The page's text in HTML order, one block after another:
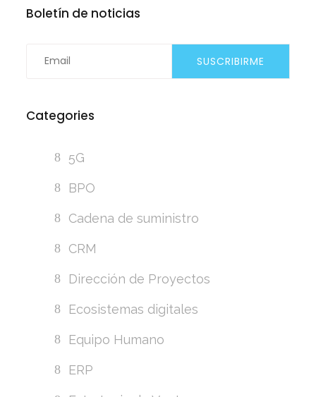
Boletín de noticias
Categories
5G
BPO
Cadena de suministro
CRM
Dirección de Proyectos
Ecosistemas digitales
Equipo Humano
ERP